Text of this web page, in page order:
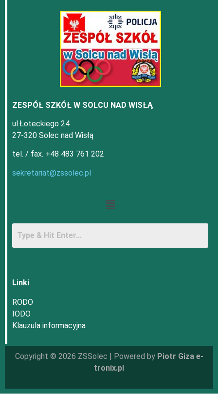
ZESPÓŁ SZKÓŁ W SOLCU NAD WISŁĄ
ul.Łoteckiego 24
27-320 Solec nad Wisłą
tel. / fax. +48 483 761 202
sekretariat@zssolec.pl
Linki
RODO
IODO
Klauzula informacyjna
Copyright © 2026 ZSSolec | Powered by Piotr Giza e-
tronix.pl